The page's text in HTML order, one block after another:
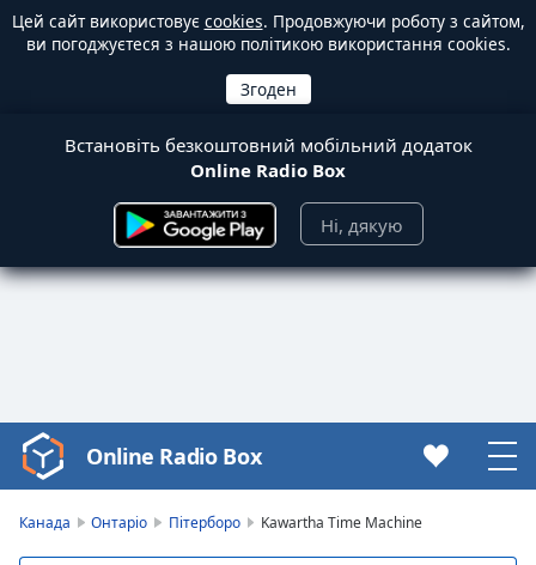
Цей сайт використовує cookies. Продовжуючи роботу з сайтом,
ви погоджуєтеся з нашою політикою використання cookies.
Встановіть безкоштовний мобільний додаток
Online Radio Box
Ні, дякую
Video
Player
Online Radio Box
Канада Онтаріо Пітерборо Kawartha Time Machine